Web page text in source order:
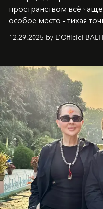
пространством всё
особое место - тихая
вершины Швейцарии
глубинами
Ольга Потапова -
истины превратился в
человеческих кризисов
возрождения.
12.29.2025 by L'Officiel